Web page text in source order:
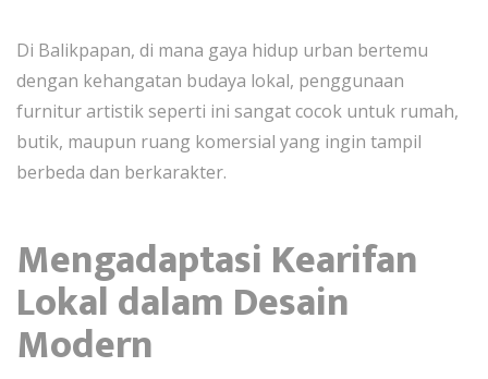
Di Balikpapan, di mana gaya hidup urban bertemu
dengan kehangatan budaya lokal, penggunaan
furnitur artistik seperti ini sangat cocok untuk rumah,
butik, maupun ruang komersial yang ingin tampil
berbeda dan berkarakter.
Mengadaptasi Kearifan
Lokal dalam Desain
Modern